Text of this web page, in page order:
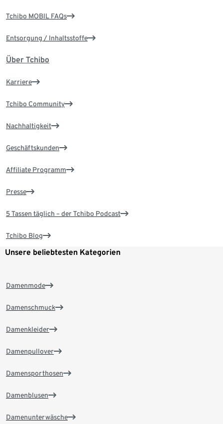
Tchibo MOBIL FAQs
Entsorgung / Inhaltsstoffe
Über Tchibo
Karriere
Tchibo Community
Nachhaltigkeit
Geschäftskunden
Affiliate Programm
Presse
5 Tassen täglich – der Tchibo Podcast
Tchibo Blog
Unsere beliebtesten Kategorien
Damenmode
Damenschmuck
Damenkleider
Damenpullover
Damensporthosen
Damenblusen
Damenunterwäsche